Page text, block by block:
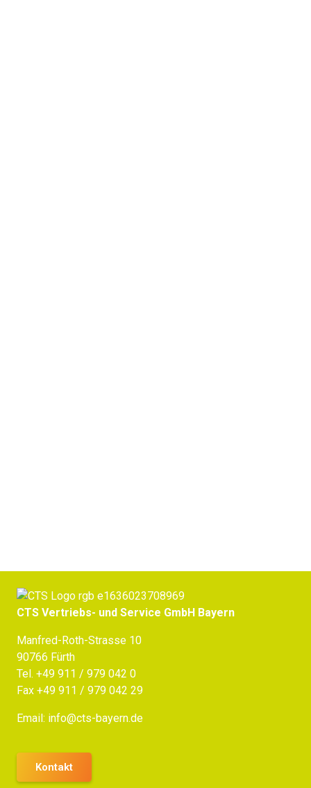
CTS Vertriebs- und Service GmbH Bayern
Manfred-Roth-Strasse 10
90766 Fürth
Tel. +49 911 / 979 042 0
Fax +49 911 / 979 042 29
Email: info@cts-bayern.de
Kontakt